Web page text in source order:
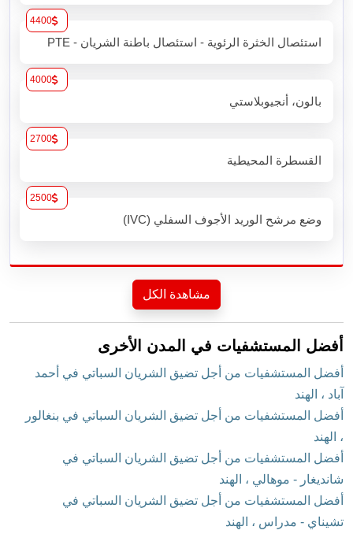
استئصال الخثرة الرئوية - استئصال باطنة الشريان - PTE
4400
بالون، أنجيوبلاستي
4000
القسطرة المحيطية
2700
وضع مرشح الوريد الأجوف السفلي (IVC)
2500
مشاهدة الكل
أفضل المستشفيات في المدن الأخرى
أفضل المستشفيات من أجل تضيق الشريان السباتي في أحمد
آباد ، الهند
أفضل المستشفيات من أجل تضيق الشريان السباتي في بنغالور
، الهند
أفضل المستشفيات من أجل تضيق الشريان السباتي في
شانديغار - موهالي ، الهند
أفضل المستشفيات من أجل تضيق الشريان السباتي في
تشيناي - مدراس ، الهند